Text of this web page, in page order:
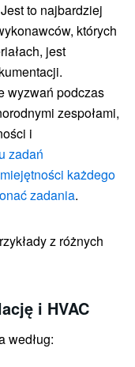
to najbardziej
których
jest
wyzwań podczas
zespołami,
i
zadań
każdego
zadania.
z różnych
i HVAC
według: